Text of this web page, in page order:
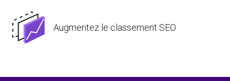
Augmentez le classement SEO